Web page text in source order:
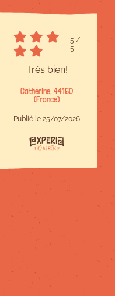
5 /
5
Très bien!
Catherine, 44160
(France)
Publié le 25/07/2026